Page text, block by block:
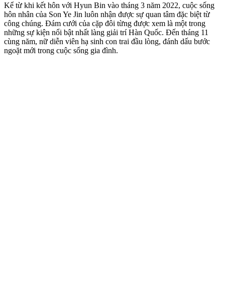
Kể từ khi kết hôn với Hyun Bin vào tháng 3 năm 2022, cuộc sống
hôn nhân của Son Ye Jin luôn nhận được sự quan tâm đặc biệt từ
công chúng. Đám cưới của cặp đôi từng được xem là một trong
những sự kiện nổi bật nhất làng giải trí Hàn Quốc. Đến tháng 11
cùng năm, nữ diễn viên hạ sinh con trai đầu lòng, đánh dấu bước
ngoặt mới trong cuộc sống gia đình.